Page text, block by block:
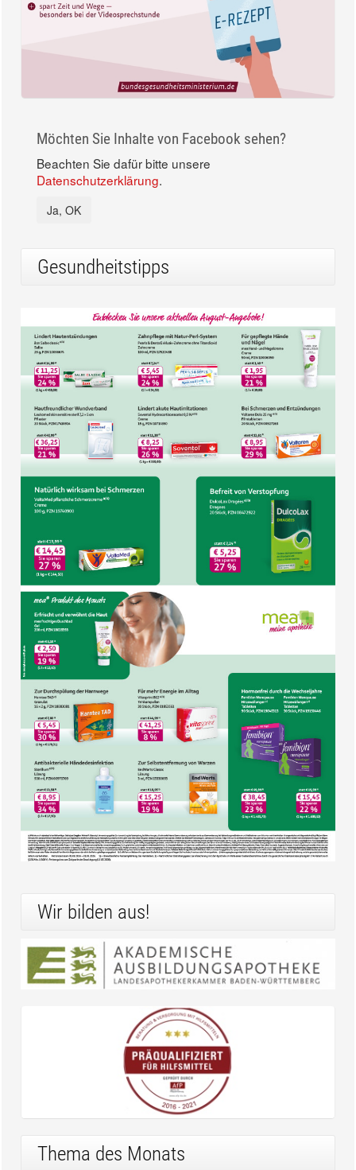
Möchten Sie Inhalte von Facebook sehen?
Beachten Sie dafür bitte unsere
Datenschutzerklärung.
Ja, OK
Gesundheitstipps
Wir bilden aus!
Thema des Monats